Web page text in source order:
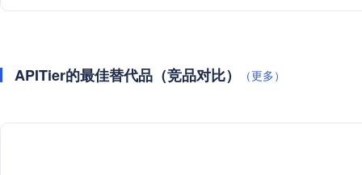
APITier的最佳替代品（竞品对比） （更多）